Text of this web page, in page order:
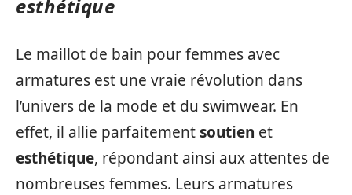
esthétique
Le maillot de bain pour femmes avec
armatures est une vraie révolution dans
l’univers de la mode et du swimwear. En
effet, il allie parfaitementsoutien et
esthétique, répondant ainsi aux attentes de
nombreuses femmes. Leurs armatures